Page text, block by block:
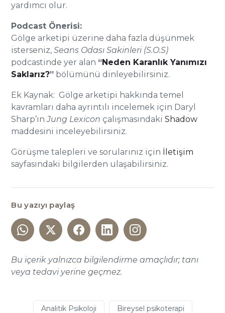
yardımcı olur.
Podcast Önerisi:
Gölge arketipi üzerine daha fazla düşünmek
isterseniz,Seans Odası Sakinleri (S.O.S)
podcastinde yer alan “Neden Karanlık Yanımızı
Saklarız?” bölümünü dinleyebilirsiniz.
Ek Kaynak: Gölge arketipi hakkında temel
kavramları daha ayrıntılı incelemek için Daryl
Sharp’ınJung Lexicon çalışmasındakiShadow
maddesini inceleyebilirsiniz.
Görüşme talepleri ve sorularınız için İletişim
sayfasındaki bilgilerden ulaşabilirsiniz.
Bu yazıyı paylaş
Bu içerik yalnızca bilgilendirme amaçlıdır; tanı
veya tedavi yerine geçmez.
Analitik Psikoloji Bireysel psikoterapi